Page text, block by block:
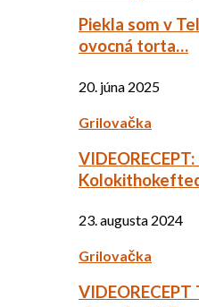
Piekla som v
ovocná torta…
20. júna 2025
Grilovačka
23. augusta 2024
Grilovačka